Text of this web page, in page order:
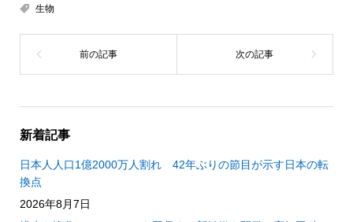
生物
新着記事
日本人人口1億2000万人割れ 42年ぶりの節目が示す日本の転
換点
2026年8月7日